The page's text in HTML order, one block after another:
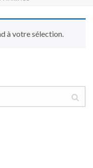
à votre sélection.